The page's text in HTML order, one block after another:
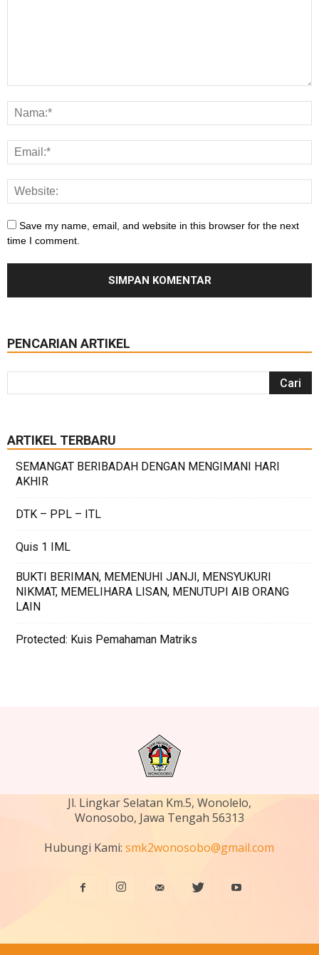
Save my name, email, and website in this browser for the next
time I comment.
PENCARIAN ARTIKEL
ARTIKEL TERBARU
SEMANGAT BERIBADAH DENGAN MENGIMANI HARI
AKHIR
DTK – PPL – ITL
Quis 1 IML
BUKTI BERIMAN, MEMENUHI JANJI, MENSYUKURI
NIKMAT, MEMELIHARA LISAN, MENUTUPI AIB ORANG
LAIN
Protected: Kuis Pemahaman Matriks
Jl. Lingkar Selatan Km.5, Wonolelo,
Wonosobo, Jawa Tengah 56313
Hubungi Kami:smk2wonosobo@gmail.com